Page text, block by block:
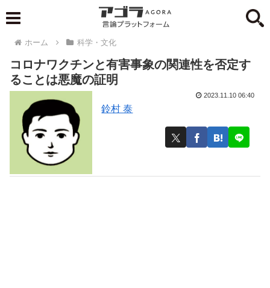
ホーム 科学・文化
コロナワクチンと有害事象の関連性を否定す
ることは悪魔の証明
鈴村 泰
2023.11.10 06:40